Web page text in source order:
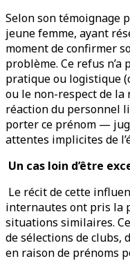
Selon son témoignage
jeune femme, ayant
moment de confirmer
problème. Ce refus
pratique ou logistique
ou le non-respect de
réaction du personnel
porter ce prénom —
attentes implicites de
Un cas loin d’être
Le récit de cette
internautes ont pris la
situations similaires.
de sélections de clubs,
en raison de prénoms